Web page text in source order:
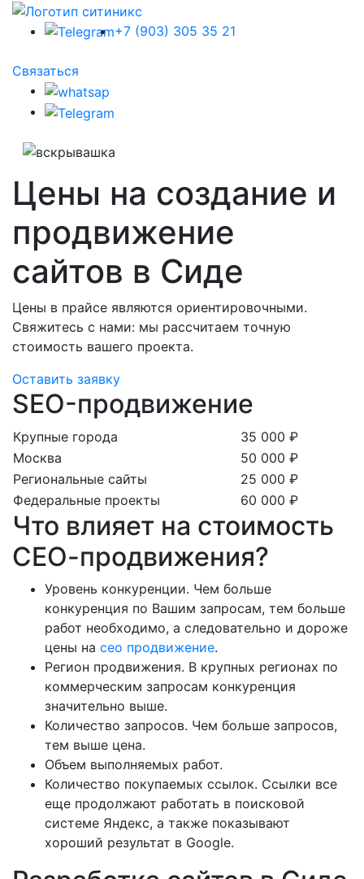
+7 (903) 305 35 21
Связаться
Цены на создание и
продвижение
сайтов в Сиде
Цены в прайсе являются ориентировочными.
Свяжитесь с нами: мы рассчитаем точную
стоимость вашего проекта.
Оставить заявку
SEO-продвижение
Крупные города
35 000 ₽
Москва
50 000 ₽
Региональные сайты
25 000 ₽
Федеральные проекты
60 000 ₽
Что влияет на стоимость
СЕО-продвижения?
Уровень конкуренции. Чем больше
конкуренция по Вашим запросам, тем больше
работ необходимо, а следовательно и дороже
цены на сео продвижение.
Регион продвижения. В крупных регионах по
коммерческим запросам конкуренция
значительно выше.
Количество запросов. Чем больше запросов,
тем выше цена.
Объем выполняемых работ.
Количество покупаемых ссылок. Ссылки все
еще продолжают работать в поисковой
системе Яндекс, а также показывают
хороший результат в Google.